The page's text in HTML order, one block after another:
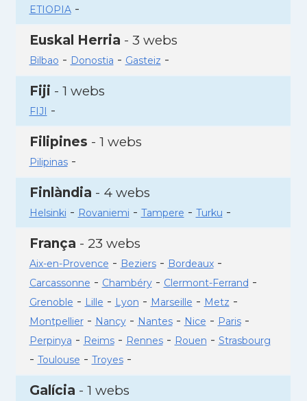
ETIOPIA-
Euskal Herria - 3 webs
Bilbao - Donostia - Gasteiz -
Fiji - 1 webs
FIJI -
Filipines - 1 webs
Pilipinas-
Finlàndia - 4 webs
Helsinki - Rovaniemi - Tampere - Turku -
França - 23 webs
Aix-en-Provence - Beziers- Bordeaux-
Carcassonne - Chambéry- Clermont-Ferrand -
Grenoble - Lille - Lyon - Marseille - Metz -
Montpellier- Nancy- Nantes- Nice - Paris-
Perpinya - Reims- Rennes- Rouen - Strasbourg
- Toulouse - Troyes-
Galícia - 1 webs